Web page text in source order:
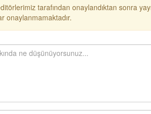
tarafından onaylandıktan sonra
onaylanmamaktadır.